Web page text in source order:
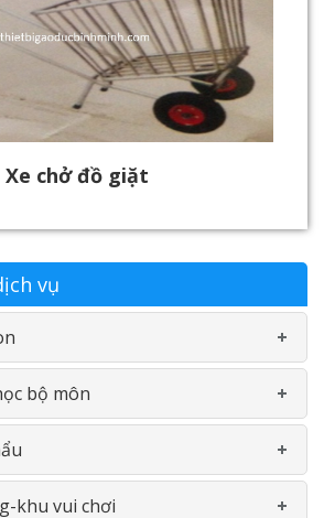
Xe chở đồ giặt
vụ
non
thông tư
lưới
bộ môn
ngữ
Vật Lý
đu
khu vui chơi